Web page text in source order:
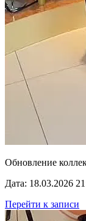
Обновление
Дата: 18.03.2026
Перейти к записи